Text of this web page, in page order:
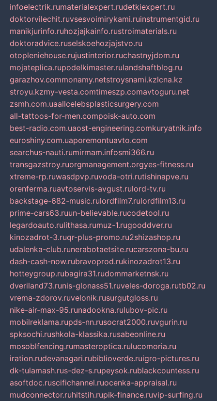
infoelectrik.rumaterialexpert.rudetkiexpert.ru
doktorvilechit.ruvsesvoimirykami.ruinstrumentgid.ru
manikjurinfo.ruhozjajkainfo.rustroimaterials.ru
doktoradvice.ruselskoehozjajstvo.ru
otopleniehouse.rujustinterior.ruchastnyjdom.ru
mojateplica.rupodelkimaster.rulandshaftblog.ru
garazhov.commonamy.netstroysnami.kzlcna.kz
stroyu.kzmy-vesta.comtimeszp.comavtoguru.net
zsmh.com.uaallcelebsplasticsurgery.com
all-tattoos-for-men.compoisk-auto.com
best-radio.com.uaost-engineering.comkuryatnik.info
euroshiny.com.uaporemontuavto.com
searchus-nauti.rumirmam.infosmi366.ru
transgazstroy.ruorgmanagement.orgyes-fitness.ru
xtreme-rp.ruwasdpvp.ruvoda-otri.rutishinapve.ru
orenferma.ruavtoservis-avgust.rulord-tv.ru
backstage-682-music.rulordfilm7.rulordfilm13.ru
prime-cars63.ruun-believable.rucodetool.ru
legardoauto.rulithasa.rumuz-1.rugooddver.ru
kinozadrot-3.ruqr-plus-promo.ru2shizashop.ru
udalenka-club.runerabotaetsite.rucarszona-bu.ru
dash-cash-now.rubravoprod.rukinozadrot13.ru
hotteygroup.rubagira31.rudommarketnsk.ru
dveriland73.runis-glonass51.ruveles-doroga.rutb02.ru
vrema-zdorov.ruvelonik.rusurgutgloss.ru
nike-air-max-95.runadookna.rulubov-pic.ru
mobilreklama.rupds-nn.rusocrat2000.ruvgurin.ru
spksochi.rushkola-klassika.rusabeonline.ru
mosoblfencing.rumasteroptica.rulucomoria.ru
iration.rudevanagari.rubiblioverde.ruigro-pictures.ru
dk-tulamash.rus-dez-s.rupeysok.rublackcountess.ru
asoftdoc.ruscifichannel.ruocenka-appraisal.ru
mudconnector.ruhitstih.rupik-finance.ruvip-surfing.ru